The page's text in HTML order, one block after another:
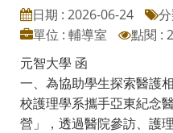
日期 : 2026-06-24
單位 : 輔導室
點閱 :
元智大學 函
一、為協助學生探索醫護
校護理學系攜手亞東紀念
營」，透過醫院參訪、護